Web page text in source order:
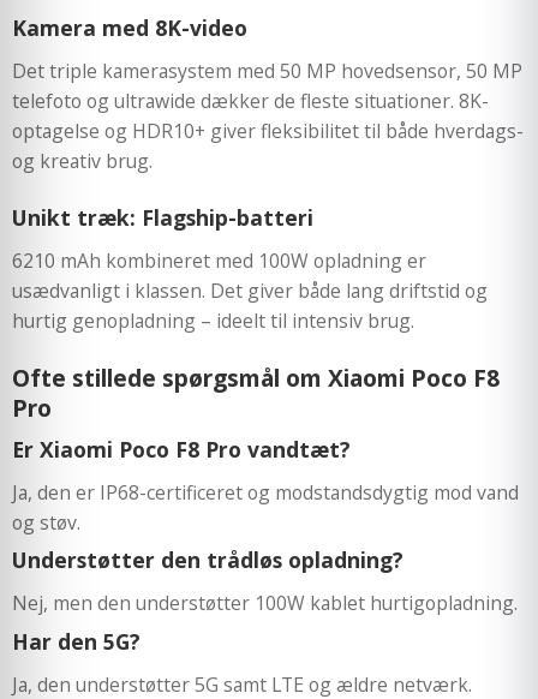
Kamera med 8K-video
Det triple kamerasystem med 50 MP hovedsensor, 50 MP
telefoto og ultrawide dækker de fleste situationer. 8K-
optagelse og HDR10+ giver fleksibilitet til både hverdags-
og kreativ brug.
Unikt træk: Flagship-batteri
6210 mAh kombineret med 100W opladning er
usædvanligt i klassen. Det giver både lang driftstid og
hurtig genopladning – ideelt til intensiv brug.
Ofte stillede spørgsmål om Xiaomi Poco F8
Pro
Er Xiaomi Poco F8 Pro vandtæt?
Ja, den er IP68-certificeret og modstandsdygtig mod vand
og støv.
Understøtter den trådløs opladning?
Nej, men den understøtter 100W kablet hurtigopladning.
Har den 5G?
Ja, den understøtter 5G samt LTE og ældre netværk.